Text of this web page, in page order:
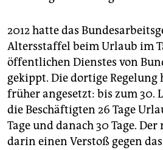
2012 hatte das
Altersstaffel beim Urlaub im
öffentlichen Dienstes von
gekippt. Die dortige
früher angesetzt: bis zum 30.
die Beschäftigten 26 Tage
Tage und danach 30 Tage.
darin einen Verstoß gegen